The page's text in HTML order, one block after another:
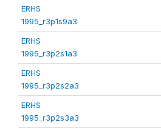
ERHS
1995_r3p1s9a3
ERHS
1995_r3p2s1a3
ERHS
1995_r3p2s2a3
ERHS
1995_r3p2s3a3